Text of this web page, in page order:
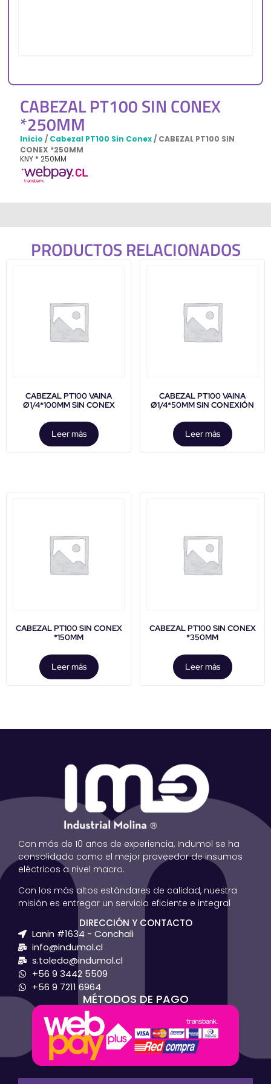
CABEZAL PT100 SIN CONEX
*250MM
Inicio / Cabezal PT100 Sin Conex/ CABEZAL PT100 SIN
CONEX *250MM
KNY * 250MM
PRODUCTOS RELACIONADOS
CABEZAL PT100 VAINA
Ø1/4*100MM SIN CONEX
Leer más
CABEZAL PT100 VAINA
Ø1/4*50MM SIN CONEXIÓN
Leer más
CABEZAL PT100 SIN CONEX
*150MM
Leer más
CABEZAL PT100 SIN CONEX
*350MM
Leer más
Con más de 10 años de experiencia, Indumol se ha
consolidado como el mejor proveedor de insumos
eléctricos a nivel macro.
Con los más altos estándares de calidad, nuestra
misión es entregar un servicio eficiente e integral
DIRECCIÓN Y CONTACTO
Lanin #1634 - Conchali
info@indumol.cl
s.toledo@indumol.cl
+56 9 3442 5509
+56 9 7211 6964
MÉTODOS DE PAGO